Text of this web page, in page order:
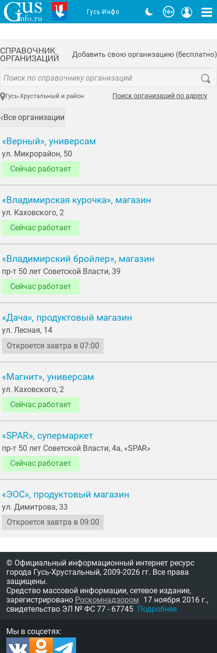
СПРАВОЧНИК
ОРГАНИЗАЦИЙ
Добавить свою организацию (бесплатно)
Гусь-Хрустальный и район Поиск организаций по адресу
Все организации
«Верный», универсам
ул. Микрорайон, 50
Сейчас работает
«Владимирская курочка», магазин
ул. Каховского, 2
Сейчас работает
«Владимирский бройлер», магазин
пр-т 50 лет Советской Власти, 39
Сейчас работает
«Дача», продуктовый магазин
ул. Лесная, 14
Откроется завтра в 07:00
«Магнит», универсам
ул. Каховского, 2
Сейчас работает
«SPAR», супермаркет
пр-т 50 лет Советской Власти, 4а, «SPAR»
Сейчас работает
«ЭОС», продуктовый магазин
ул. Димитрова, 33
Откроется завтра в 09:00
Гусь-Инфо
© Официальный информационный интернет ресурс
города Гусь-Хрустальный, 2009-2026 гг. Все права
защищены.
Средство массовой информации, сетевое издание,
зарегистрировано Роскомнадзором 17 ноября 2016 г.,
свидетельство ЭЛ № ФС 77 - 67745 Подробнее
Мы в соцсетях: